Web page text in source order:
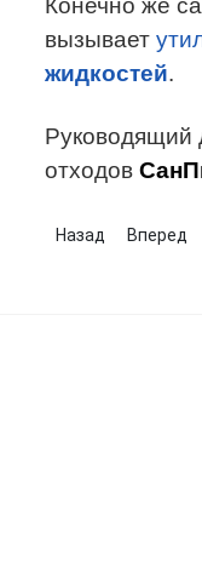
Конечно же
вызывает
жидкостей.
Руководящий
отходов
Предыдущий:
Назад Вперед